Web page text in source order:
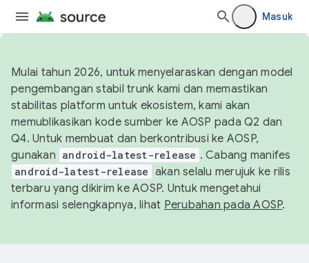
Masuk
Mulai tahun 2026, untuk menyelaraskan dengan model
pengembangan stabil trunk kami dan memastikan
stabilitas platform untuk ekosistem, kami akan
memublikasikan kode sumber ke AOSP pada Q2 dan
Q4. Untuk membuat dan berkontribusi ke AOSP,
gunakan android-latest-release . Cabang manifes
android-latest-release akan selalu merujuk ke rilis
terbaru yang dikirim ke AOSP. Untuk mengetahui
informasi selengkapnya, lihat Perubahan pada AOSP.